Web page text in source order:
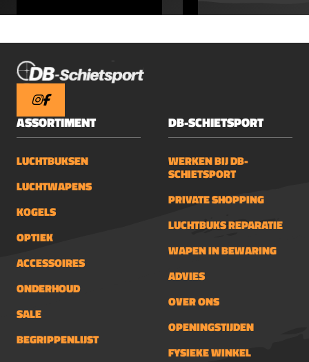
ASSORTIMENT
LUCHTBUKSEN
LUCHTWAPENS
KOGELS
OPTIEK
ACCESSOIRES
ONDERHOUD
SALE
BEGRIPPENLIJST
DB-SCHIETSPORT
WERKEN BIJ DB-
SCHIETSPORT
PRIVATE SHOPPING
LUCHTBUKS REPARATIE
WAPEN IN BEWARING
ADVIES
OVER ONS
OPENINGSTIJDEN
FYSIEKE WINKEL